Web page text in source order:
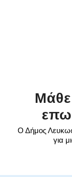
Ο Δήμος
για